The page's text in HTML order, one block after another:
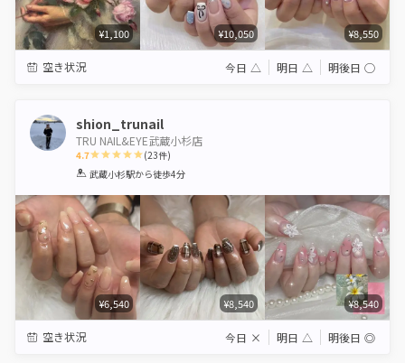
¥1,100 ¥10,050 ¥8,550
空き状況 今日 △ 明日 △ 明後日 ◯
shion_trunail
TRU NAIL&EYE武蔵小杉店
4.7
1 2 3 4 5
(23件)
武蔵小杉駅から徒歩4分
¥6,540 ¥8,540 ¥8,540
空き状況 今日 × 明日 △ 明後日 ◎